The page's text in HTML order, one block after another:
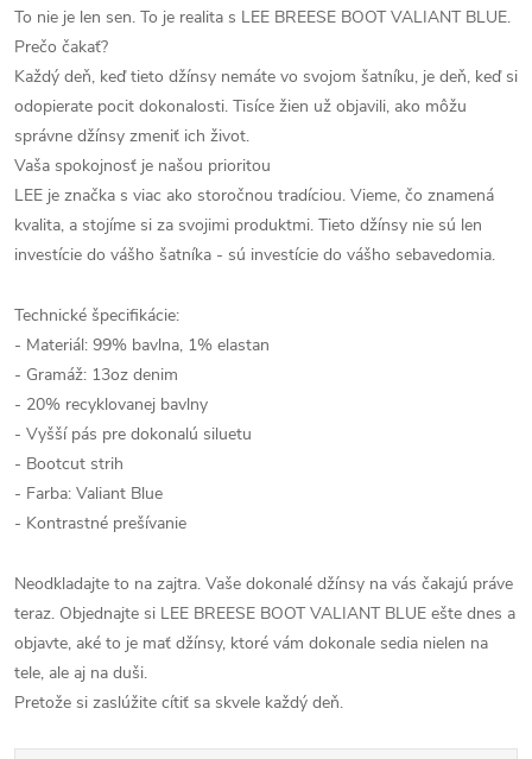
To nie je len sen. To je realita s LEE BREESE BOOT VALIANT BLUE.
Prečo čakať?
Každý deň, keď tieto džínsy nemáte vo svojom šatníku, je deň, keď si
odopierate pocit dokonalosti. Tisíce žien už objavili, ako môžu
správne džínsy zmeniť ich život.
Vaša spokojnosť je našou prioritou
LEE je značka s viac ako storočnou tradíciou. Vieme, čo znamená
kvalita, a stojíme si za svojimi produktmi. Tieto džínsy nie sú len
investície do vášho šatníka - sú investície do vášho sebavedomia.
Technické špecifikácie:
- Materiál: 99% bavlna, 1% elastan
- Gramáž: 13oz denim
- 20% recyklovanej bavlny
- Vyšší pás pre dokonalú siluetu
- Bootcut strih
- Farba: Valiant Blue
- Kontrastné prešívanie
Neodkladajte to na zajtra. Vaše dokonalé džínsy na vás čakajú práve
teraz. Objednajte si LEE BREESE BOOT VALIANT BLUE ešte dnes a
objavte, aké to je mať džínsy, ktoré vám dokonale sedia nielen na
tele, ale aj na duši.
Pretože si zaslúžite cítiť sa skvele každý deň.